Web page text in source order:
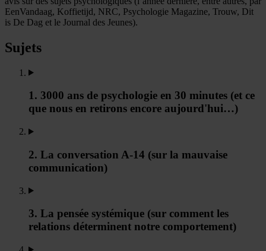
EenVandaag, Koffietijd, NRC, Psychologie Magazine, Trouw, Dit
is De Dag et le Journal des Jeunes).
Sujets
1. 3000 ans de psychologie en 30 minutes (et ce
que nous en retirons encore aujourd'hui…)
2. La conversation A-14 (sur la mauvaise
communication)
3. La pensée systémique (sur comment les
relations déterminent notre comportement)